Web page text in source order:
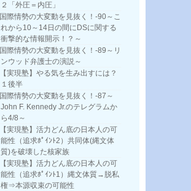
２「外圧＝内圧」
国際情勢の大変動を見抜く！-90～こ
れから10～14日の間にDSに関する
衝撃的な情報開示！？～
国際情勢の大変動を見抜く！-89～リ
ンウッド弁護士の演説～
【実現塾】やる気を生み出すには？
１後半
国際情勢の大変動を見抜く！-87～
John F. Kennedy Jr.のテレグラムか
ら4/8～
【実現塾】活力どん底の日本人の可
能性（追求ﾎﾟｲﾝﾄ2）共同体(縄文体
質)を破壊した核家族
【実現塾】活力どん底の日本人の可
能性（追求ﾎﾟｲﾝﾄ1）縄文体質→脱私
権⇒本源収束の可能性